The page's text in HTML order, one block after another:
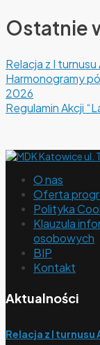
Ostatnie
Relacja z I
Harmonogramy
2026
Regulamin Akcji
O nas
Oferta
Polityka
Klauzula
osobowych
BIP
Kontakt
Aktualności
Relacja z I turnusu